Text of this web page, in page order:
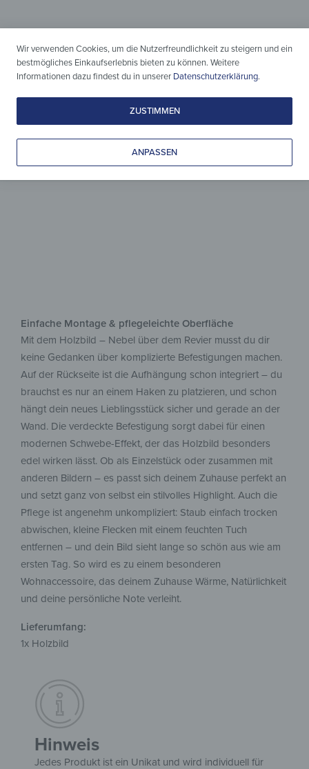
Holz & Design
zeitlos vereint
Leicht gepflegt, liebevoll gestaltet
Einfache Montage & pflegeleichte Oberfläche
Mit dem Holzbild – Nebel über dem Revier musst du dir
keine Gedanken über komplizierte Befestigungen machen.
Auf der Rückseite ist die Aufhängung schon integriert – du
brauchst es nur an einem Haken zu platzieren, und schon
hängt dein neues Lieblingsstück sicher und gerade an der
Wand. Die verdeckte Befestigung sorgt dabei für einen
modernen Schwebe-Effekt, der das Holzbild besonders
edel wirken lässt. Ob als Einzelstück oder zusammen mit
anderen Bildern – es passt sich deinem Zuhause perfekt an
und setzt ganz von selbst ein stilvolles Highlight. Auch die
Pflege ist angenehm unkompliziert: Staub einfach trocken
abwischen, kleine Flecken mit einem feuchten Tuch
entfernen – und dein Bild sieht lange so schön aus wie am
ersten Tag. So wird es zu einem besonderen
Wohnaccessoire, das deinem Zuhause Wärme, Natürlichkeit
und deine persönliche Note verleiht.
Lieferumfang:
1x Holzbild
Hinweis
Jedes Produkt ist ein Unikat und wird individuell für
Wir verwenden Cookies, um die Nutzerfreundlichkeit zu steigern und ein
bestmögliches Einkaufserlebnis bieten zu können. Weitere
Informationen dazu findest du in unserer Datenschutzerklärung.
ZUSTIMMEN
ANPASSEN